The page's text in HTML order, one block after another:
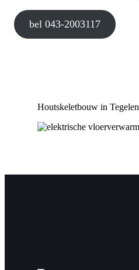
bel 043-2003117
Houtskeletbouw in Tegelen